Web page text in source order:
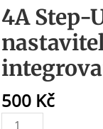
4A Step-
500 Kč
zdroj
4A
Step-
Up/Down
–
nastavitelné